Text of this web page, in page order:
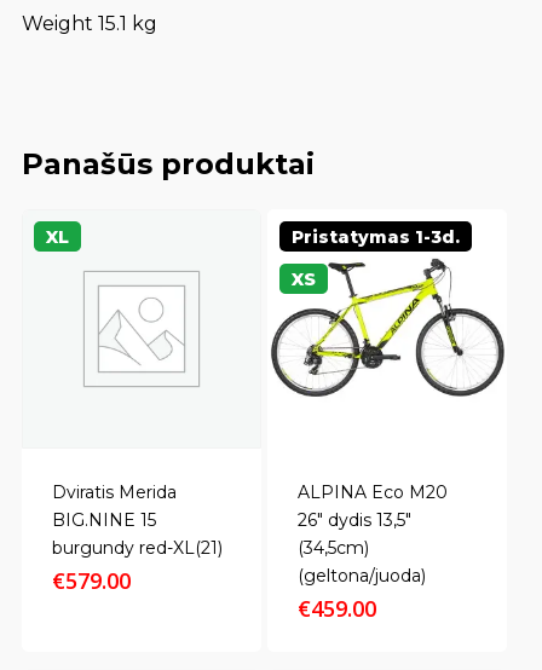
Weight 15.1 kg
Panašūs produktai
Dviratis Merida
BIG.NINE 15
burgundy red-XL(21)
€579.00
XL
ALPINA Eco M20
26″ dydis 13,5″
(34,5cm)
(geltona/juoda)
€459.00
Pristatymas 1-3d.
XS